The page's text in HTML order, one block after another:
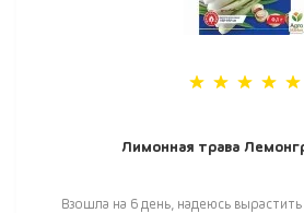
Лимонная трава
Взошла на 6 день, надеюсь